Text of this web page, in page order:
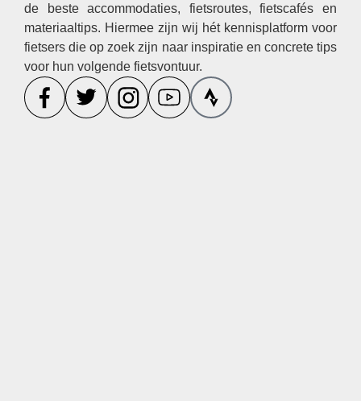
de beste accommodaties, fietsroutes, fietscafés en
materiaaltips. Hiermee zijn wij hét kennisplatform voor
fietsers die op zoek zijn naar inspiratie en concrete tips
voor hun volgende fietsvontuur.